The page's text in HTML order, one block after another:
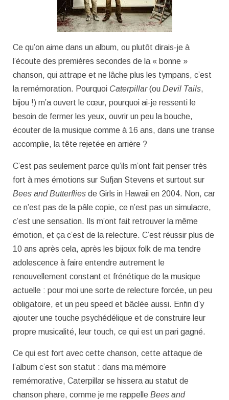
Ce qu’on aime dans un album, ou plutôt dirais-je à
l’écoute des premières secondes de la « bonne »
chanson, qui attrape et ne lâche plus les tympans, c’est
la remémoration. Pourquoi Caterpillar(ou Devil Tails,
bijou !) m’a ouvert le cœur, pourquoi ai-je ressenti le
besoin de fermer les yeux, ouvrir un peu la bouche,
écouter de la musique comme à 16 ans, dans une transe
accomplie, la tête rejetée en arrière ?
C’est pas seulement parce qu’ils m’ont fait penser très
fort à mes émotions sur Sufjan Stevens et surtout sur
Bees and Butterflies de Girls in Hawaii en 2004. Non, car
ce n’est pas de la pâle copie, ce n’est pas un simulacre,
c’est une sensation. Ils m’ont fait retrouver la même
émotion, et ça c’est de la relecture. C’est réussir plus de
10 ans après cela, après les bijoux folk de ma tendre
adolescence à faire entendre autrement le
renouvellement constant et frénétique de la musique
actuelle : pour moi une sorte de relecture forcée, un peu
obligatoire, et un peu speed et bâclée aussi. Enfin d’y
ajouter une touche psychédélique et de construire leur
propre musicalité, leur touch, ce qui est un pari gagné.
Ce qui est fort avec cette chanson, cette attaque de
l’album c’est son statut : dans ma mémoire
remémorative, Caterpillar se hissera au statut de
chanson phare, comme je me rappelle Bees and